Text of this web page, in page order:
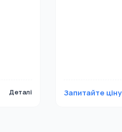
Деталі Запитайте ціну